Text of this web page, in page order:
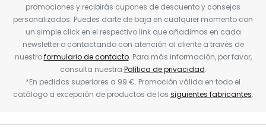
promociones y recibirás cupones de descuento y consejos
personalizados. Puedes darte de baja en cualquier momento con
un simple click en el respectivo link que añadimos en cada
newsletter o contactando con atención al cliente a través de
nuestroformulario de contacto. Para más información, por favor,
consulta nuestra Política de privacidad.
*En pedidos superiores a 99 €. Promoción válida en todo el
catálogo a excepción de productos de los siguientes fabricantes.